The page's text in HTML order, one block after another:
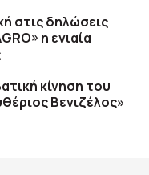
στις δηλώσεις
η ενιαία
κίνηση του
Βενιζέλος»